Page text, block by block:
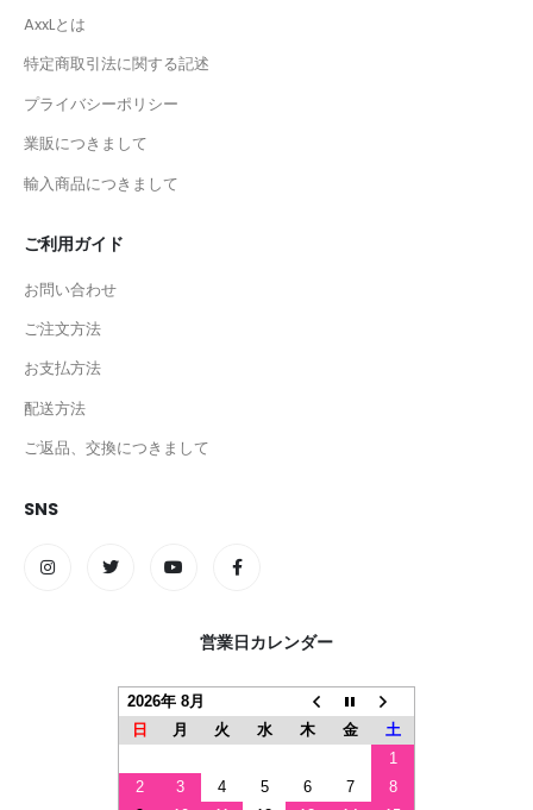
AxxLとは
特定商取引法に関する記述
プライバシーポリシー
業販につきまして
輸入商品につきまして
ご利用ガイド
お問い合わせ
ご注文方法
お支払方法
配送方法
ご返品、交換につきまして
SNS
営業日カレンダー
2026年 8月
日
月 火 水 木 金
土
1
2
3 4 5 6 7
8